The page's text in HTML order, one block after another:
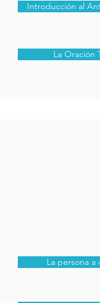
Introducción al
La Oración
La persona a